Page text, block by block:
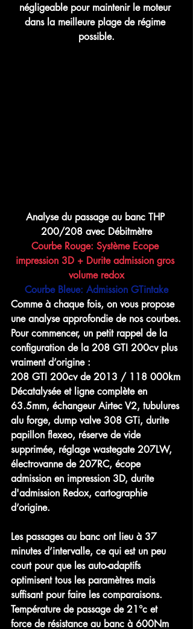
négligeable pour maintenir le moteur
dans la meilleure plage de régime
possible.
Analyse du passage au banc THP
200/208 avec Débitmètre
Courbe Rouge: Système Ecope
impression 3D + Durite admission gros
volume redox
Courbe Bleue: Admission GTintake
Comme à chaque fois, on vous propose
une analyse approfondie de nos courbes.
Pour commencer, un petit rappel de la
configuration de la 208 GTI 200cv plus
vraiment d’origine :
208 GTI 200cv de 2013 / 118 000km
Décatalysée et ligne complète en
63.5mm, échangeur Airtec V2, tubulures
alu forge, dump valve 308 GTi, durite
papillon flexeo, réserve de vide
supprimée, réglage wastegate 207LW,
électrovanne de 207RC, écope
admission en impression 3D, durite
d'admission Redox, cartographie
d’origine.
Les passages au banc ont lieu à 37
minutes d’intervalle, ce qui est un peu
court pour que les auto-adaptifs
optimisent tous les paramètres mais
suffisant pour faire les comparaisons.
Température de passage de 21°c et
force de résistance au banc à 600Nm